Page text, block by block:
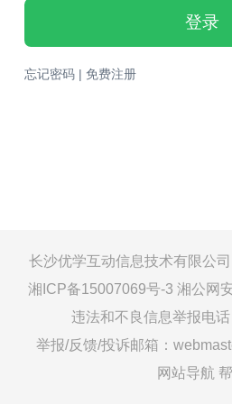
登录
忘记密码| 免费注册
长沙优学互动信息技术有限公
湘ICP备15007069号-3 湘公网
违法和不良信息举报电
举报/反馈/投诉邮箱：
网站导航